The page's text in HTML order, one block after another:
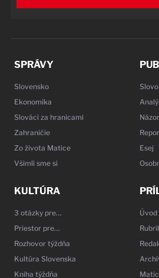
SPRÁVY
Slovensko
Ekonomika
Slováci za hranicami
Zahraničie
Zo života Matice
Všimli sme si
Esej
KULTÚRA
3 otázky pre…
Priestor pre…
Rozhovor týždňa
Kultúra Slovenska
Kniha týždňa
Úvod